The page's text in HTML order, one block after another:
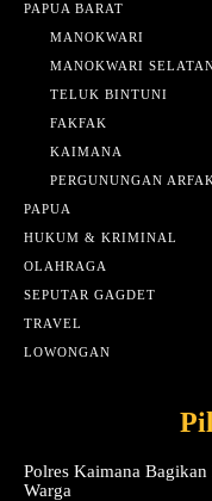
PAPUA BARAT
MANOKWARI
MANOKWARI
TELUK BINTUNI
FAKFAK
KAIMANA
PERGUNUNGAN
PAPUA
HUKUM & KRIMINAL
OLAHRAGA
SEPUTAR GAGDET
TRAVEL
LOWONGAN
Polres Kaimana
Warga